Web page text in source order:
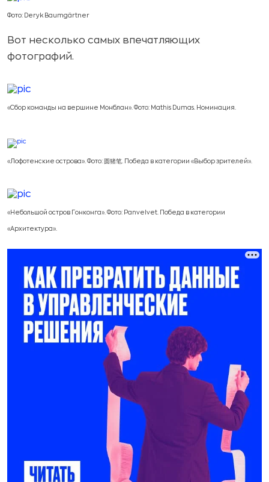
Фото: Deryk Baumgärtner
Вот несколько самых впечатляющих
фотографий.
«Сбор команды на вершине Монблан». Фото: Mathis Dumas. Номинация.
«Лофотенские острова». Фото: 圆猪笔. Победа в категории «Выбор зрителей».
«Небольшой остров Гонконга». Фото: Panvelvet. Победа в категории
«Архитектура».